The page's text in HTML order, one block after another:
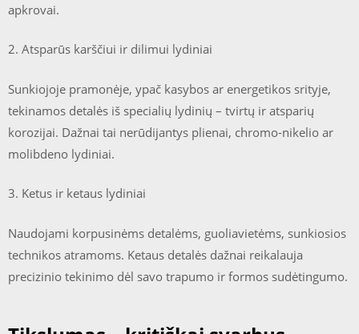
apkrovai.
2. Atsparūs karščiui ir dilimui lydiniai
Sunkiojoje pramonėje, ypač kasybos ar energetikos srityje,
tekinamos detalės iš specialių lydinių – tvirtų ir atsparių
korozijai. Dažnai tai nerūdijantys plienai, chromo-nikelio ar
molibdeno lydiniai.
3. Ketus ir ketaus lydiniai
Naudojami korpusinėms detalėms, guoliavietėms, sunkiosios
technikos atramoms. Ketaus detalės dažnai reikalauja
precizinio tekinimo dėl savo trapumo ir formos sudėtingumo.